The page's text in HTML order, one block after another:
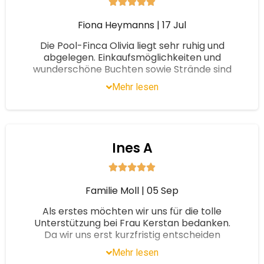
Fiona Heymanns | 17 Jul
Die Pool-Finca Olivia liegt sehr ruhig und
abgelegen. Einkaufsmöglichkeiten und
wunderschöne Buchten sowie Strände sind
schnell zu erreichen. Der Pool sowie die
Sitzgelegenheit draußen sind sehr einladend
unkompliziert. Wir können die Finca definitiv
weiterempfehlen und kommen gerne noch
einmal wieder !!
Ihnen auch beim nächsten Urlaub eine
schöne Unterkunft und freue mich sehr,
dass Sie sich wohlgefühlt haben. Ganz liebe
Grüße sendet Ihnen Angelika Kerstan
Mehr lesen
Ines A
Familie Moll | 05 Sep
Als erstes möchten wir uns für die tolle
Unterstützung bei Frau Kerstan bedanken.
Da wir uns erst kurzfristig entscheiden
konnten, waren wir für das schöne Angebot
für Finca Ines sehr dankbar! Wir hatten
Mehr lesen